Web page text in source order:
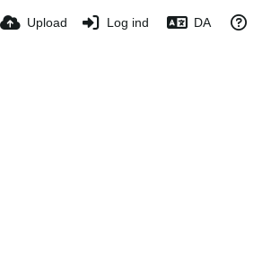
Upload Log ind DA